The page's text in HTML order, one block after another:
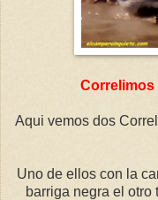
Correlimos
Aqui vemos dos
Uno de ellos con la
barriga negra el